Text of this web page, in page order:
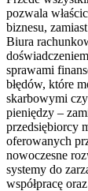
pozwala
biznesu,
Biura
sprawami
błędów, które
skarbowymi
pieniędzy –
przedsiębiorcy
oferowanych
nowoczesne
systemy do
współpracę